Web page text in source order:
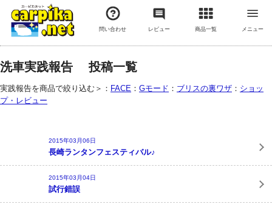
問い合わせ レビュー 商品一覧 メニュー
洗車実践報告 投稿一覧
実践報告を商品で絞り込む＞： FACE ： Gモード ： ブリスの裏ワザ ： ショッ
プ・レビュー
2015年03月06日
長崎ランタンフェスティバル♪
2015年03月04日
試行錯誤